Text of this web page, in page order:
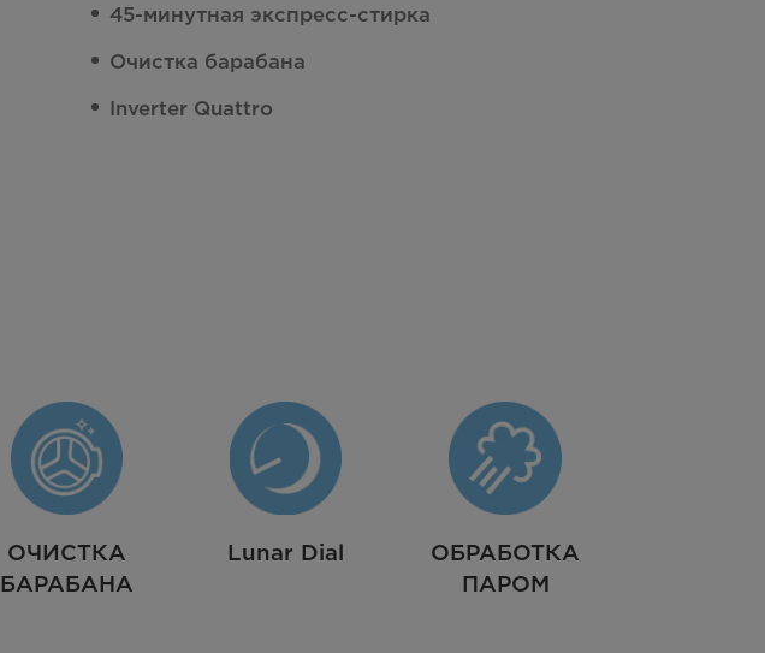
45-минутная экспресс-стирка
Очистка барабана
Inverter Quattro
ОЧИСТКА
БАРАБАНА
Lunar Dial
ОБРАБОТКА
ПАРОМ